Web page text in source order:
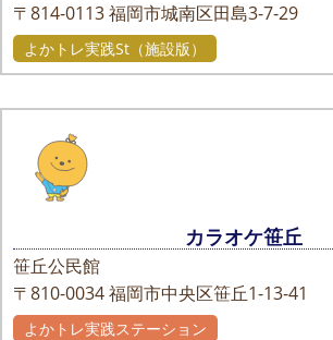
〒814-0113福岡市城南区田島3-7-29
よかトレ実践St（施設版）
カラオケ笹丘
笹丘公民館
〒810-0034福岡市中央区笹丘1-13-41
よかトレ実践ステーション